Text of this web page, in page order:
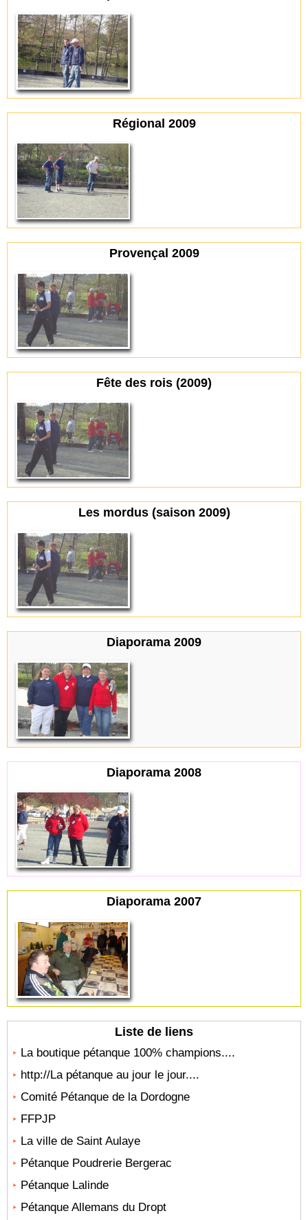
Régional 2009
Provençal 2009
Fête des rois (2009)
Les mordus (saison 2009)
Diaporama 2009
Diaporama 2008
Diaporama 2007
Liste de liens
La boutique pétanque 100% champions....
http://La pétanque au jour le jour....
Comité Pétanque de la Dordogne
FFPJP
La ville de Saint Aulaye
Pétanque Poudrerie Bergerac
Pétanque Lalinde
Pétanque Allemans du Dropt